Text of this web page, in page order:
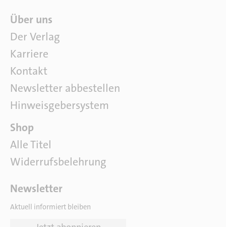
Ü
b
e
r
u
n
s
Über uns
Der Verlag
Karriere
Kontakt
Newsletter abbestellen
Hinweisgebersystem
P
a
r
t
e
Shop
Alle Titel
Widerrufsbelehrung
Newsletter
Aktuell informiert bleiben